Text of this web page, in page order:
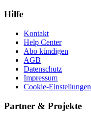
Hilfe
Kontakt
Help Center
Abo kündigen
AGB
Datenschutz
Impressum
Cookie-Einstellungen
Partner & Projekte